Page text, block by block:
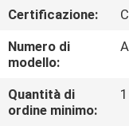
GIRO
DELLA
FABBRICA
Certificazione:
Numero di
modello:
Quantità di
ordine minimo: